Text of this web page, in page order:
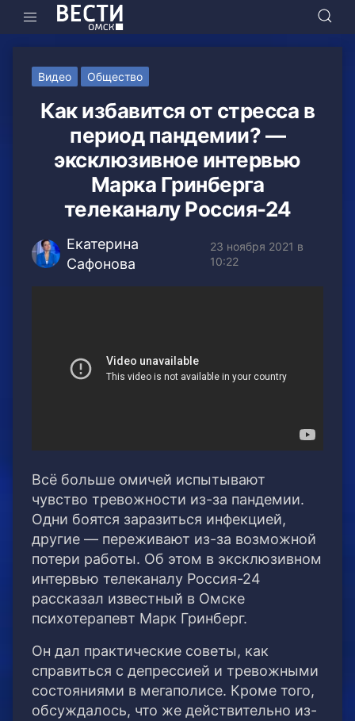
Видео Общество
Как избавится от стресса в
период пандемии? —
эксклюзивное интервью
Марка Гринберга
телеканалу Россия-24
Екатерина
Сафонова
23 ноября 2021 в
10:22
Всё больше омичей испытывают
чувство тревожности из-за пандемии.
Одни боятся заразиться инфекцией,
другие — переживают из-за возможной
потери работы. Об этом в эксклюзивном
интервью телеканалу Россия-24
рассказал известный в Омске
психотерапевт Марк Гринберг.
Он дал практические советы, как
справиться с депрессией и тревожными
состояниями в мегаполисе. Кроме того,
обсуждалось, что же действительно из-